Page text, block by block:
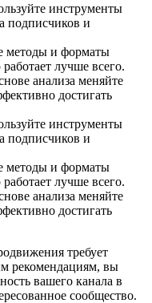
инструменты
подписчиков и
методы и форматы
лучше всего.
анализа меняйте
достигать
инструменты
подписчиков и
методы и форматы
лучше всего.
анализа меняйте
достигать
требует
рекомендациям, вы
вашего канала в
сообщество.